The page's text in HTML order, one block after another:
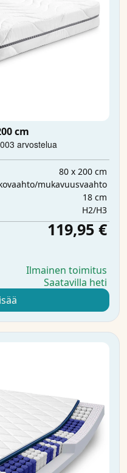
cm
80 x 200 cm
mukavuusvaahto
18 cm
H2/H3
119,95 €
Ilmainen toimitus
Saatavilla heti